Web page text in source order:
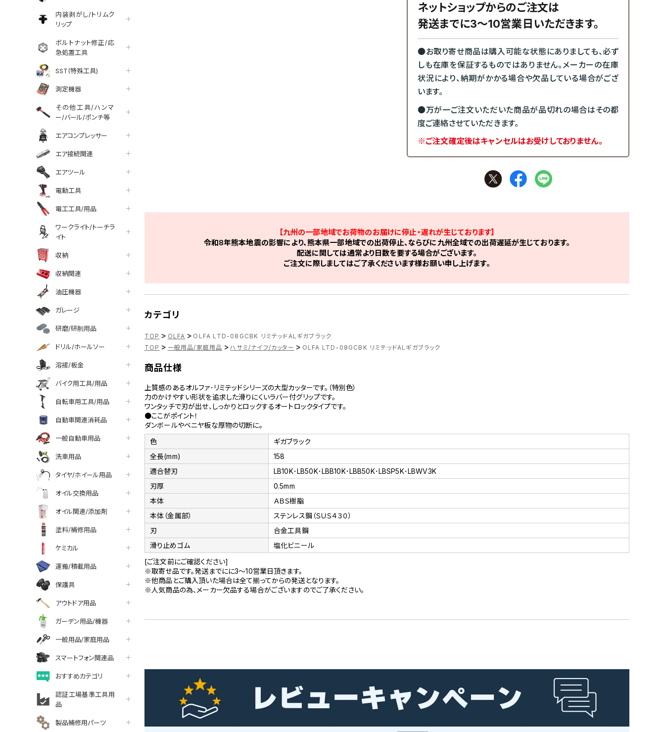
内装剥がし/トリムク
リップ
ボルトナット修正/応
急処置工具
SST(特殊工具)
測定機器
その他工具/ハンマ
ー/バール/ポンチ等
エアコンプレッサー
エア接続関連
エアツール
電動工具
電工工具/用品
ワークライト/トーチラ
イト
収納
収納関連
油圧機器
ガレージ
研磨/研削用品
ドリル/ホールソー
溶接/板金
バイク用工具/用品
自転車用工具/用品
自動車関連消耗品
一般自動車用品
洗車用品
タイヤ/ホイール用品
オイル交換用品
オイル関連/添加剤
塗料/補修用品
ケミカル
運搬/積載用品
保護具
アウトドア用品
ガーデン用品/機器
一般用品/家庭用品
スマートフォン関連品
おすすめカテゴリ
認証工場基準工具用
品
製品補修用パーツ
ネットショップからのご注文は
発送までに3～10営業日いただきます。
●お取り寄せ商品は購入可能な状態にありましても、必ず
しも在庫を保証するものではありません。メーカーの在庫
状況により、納期がかかる場合や欠品している場合がござ
います。
●万が一ご注文いただいた商品が品切れの場合はその都
度ご連絡させていただきます。
※ご注文確定後はキャンセルはお受けしておりません。
facebook
line
【九州の一部地域でお荷物のお届けに停止・遅れが生じております】
令和8年熊本地震の影響により、熊本県一部地域での出荷停止、ならびに九州全域での出荷遅延が生じております。
配送に関しては通常より日数を要する場合がございます。
ご注文に際しましてはご了承くださいます様お願い申し上げます。
カテゴリ
TOP > OLFA > OLFA LTD-08GCBK リミテッドALギガブラック
TOP > 一般用品/家庭用品 > ハサミ/ナイフ/カッター > OLFA LTD-08GCBK リミテッドALギガブラック
商品仕様
上質感のあるオルファ･リミテッドシリーズの大型カッターです。（特別色）
力のかけやすい形状を追求した滑りにくいラバー付グリップです。
ワンタッチで刃が出せ、しっかりとロックするオートロックタイプです。
●ここがポイント！
ダンボールやベニヤ板な厚物の切断に。
色
ギガブラック
全長(mm)
158
適合替刃
LB10K･LB50K･LBB10K･LBB50K･LBSP5K･LBWV3K
刃厚
0.5mm
本体
ＡＢＳ樹脂
本体（金属部）
ステンレス鋼（ＳＵＳ４３０）
刃
合金工具鋼
滑り止めゴム
塩化ビニール
[ご注文前にご確認ください]
※取寄せ品です。発送までにに3～10営業日頂きます。
※他商品とご購入頂いた場合は全て揃ってからの発送となります。
※人気商品の為、メーカー欠品する場合がございますのでご了承ください。